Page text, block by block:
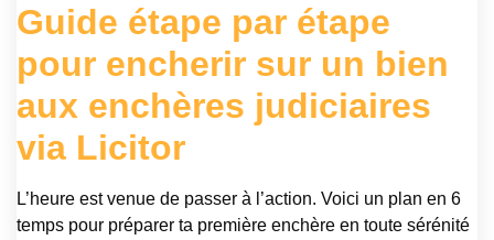
Guide étape par étape
pour encherir sur un bien
aux enchères judiciaires
via Licitor
L’heure est venue de passer à l’action. Voici un plan en 6
temps pour préparer ta première enchère en toute sérénité